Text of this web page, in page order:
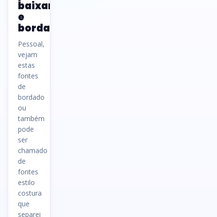
baixar
e
bordar
Pessoal,
vejam
estas
fontes
de
bordado
ou
também
pode
ser
chamado
de
fontes
estilo
costura
que
separei